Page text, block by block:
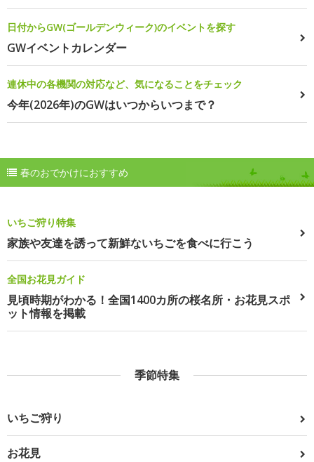
日付からGW(ゴールデンウィーク)のイベントを探す
GWイベントカレンダー
連休中の各機関の対応など、気になることをチェック
今年(2026年)のGWはいつからいつまで？
春のおでかけにおすすめ
いちご狩り特集
家族や友達を誘って新鮮ないちごを食べに行こう
全国お花見ガイド
見頃時期がわかる！全国1400カ所の桜名所・お花見スポ
ット情報を掲載
季節特集
いちご狩り
お花見